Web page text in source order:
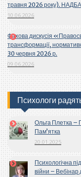
травня 2026 року).
10.06.2026
Фахова дискусія
трансформації,
30 червня 2026 р.
09.06.2026
Психологи
Ольга Плетка –
Пам’ятка
20.01.2025
Психологічна
війни – Вебінар